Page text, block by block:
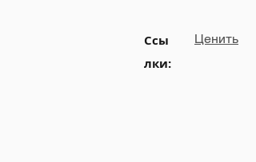
Ссы
лки:
Ценить